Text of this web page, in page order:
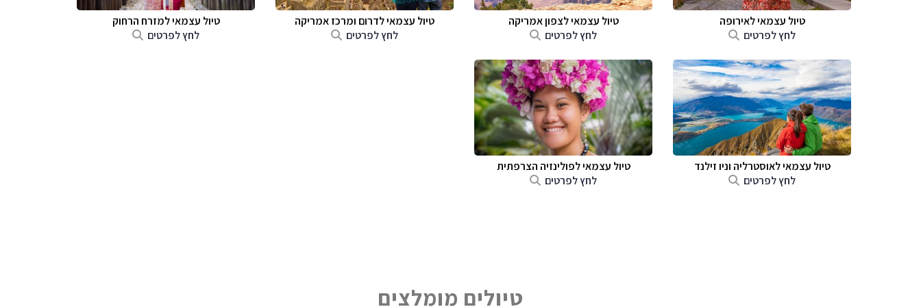
טיול עצמאי לאירופה
לחץ לפרטים
טיול עצמאי לצפון אמריקה
לחץ לפרטים
טיול עצמאי לדרום ומרכז אמריקה
לחץ לפרטים
טיול עצמאי למזרח הרחוק
לחץ לפרטים
טיול עצמאי לאוסטרליה וניו זילנד
לחץ לפרטים
טיול עצמאי לפולינזיה הצרפתית
לחץ לפרטים
טיולים מומלצים